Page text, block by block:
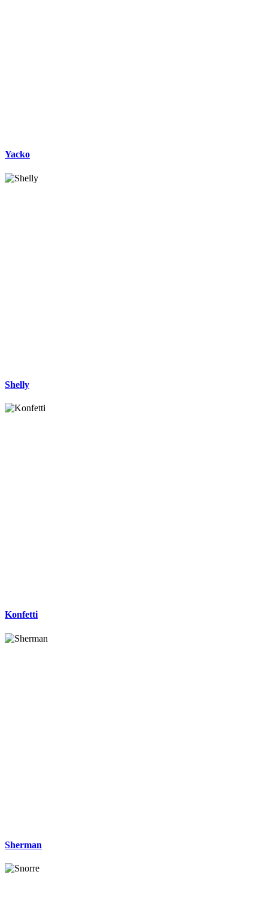
Yacko
Shelly
Konfetti
Sherman